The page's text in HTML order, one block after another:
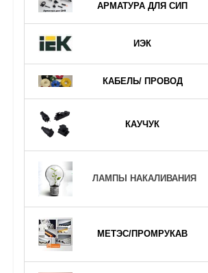
АРМАТУРА ДЛЯ СИП
ИЭК
КАБЕЛЬ/ ПРОВОД
КАУЧУК
ЛАМПЫ НАКАЛИВАНИЯ
МЕТЭС/ПРОМРУКАВ